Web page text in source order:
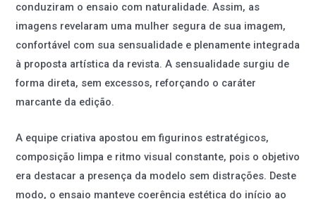
conduziram o ensaio com naturalidade. Assim, as
imagens revelaram uma mulher segura de sua imagem,
confortável com sua sensualidade e plenamente integrada
à proposta artística da revista. A sensualidade surgiu de
forma direta, sem excessos, reforçando o caráter
marcante da edição.
A equipe criativa apostou em figurinos estratégicos,
composição limpa e ritmo visual constante, pois o objetivo
era destacar a presença da modelo sem distrações. Deste
modo, o ensaio manteve coerência estética do início ao